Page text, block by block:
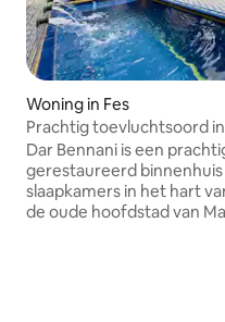
Woning in Fes
Prachtig toevluchtsoord
met uitzicht en zwembad
Dar Bennani is een
gerestaureerd
slaapkamers in het hart
de oude hoofdstad van